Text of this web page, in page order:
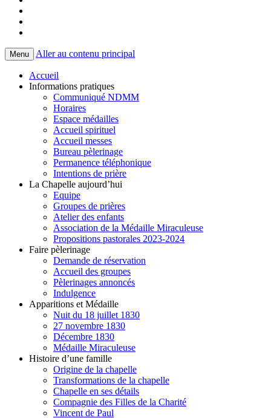
Menu Aller au contenu principal
Accueil
Informations pratiques
Communiqué NDMM
Horaires
Espace médailles
Accueil spirituel
Accueil messes
Bureau pèlerinage
Permanence téléphonique
Intentions de prière
La Chapelle aujourd’hui
Equipe
Groupes de prières
Atelier des enfants
Association de la Médaille Miraculeuse
Propositions pastorales 2023-2024
Faire pèlerinage
Demande de réservation
Accueil des groupes
Pèlerinages annoncés
Indulgence
Apparitions et Médaille
Nuit du 18 juillet 1830
27 novembre 1830
Décembre 1830
Médaille Miraculeuse
Histoire d’une famille
Origine de la chapelle
Transformations de la chapelle
Chapelle en ses détails
Compagnie des Filles de la Charité
Vincent de Paul